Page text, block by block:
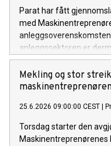
Parat har fått
med
anleggssektoren er
Mekling og stor
25.6.2026 09:00:00 CEST
Torsdag starter den
Maskinentreprenørenes